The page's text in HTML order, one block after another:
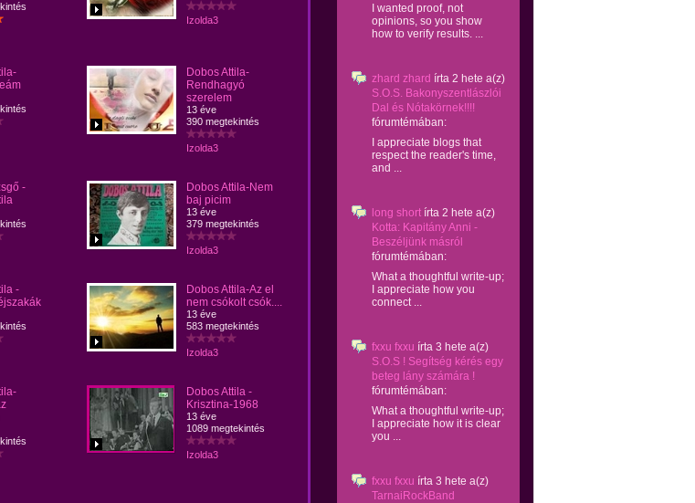
Izolda3
Dobos Attila-
Rendhagyó
szerelem
13 éve
390 megtekintés
Izolda3
-
Dobos Attila-Nem
baj picim
13 éve
379 megtekintés
Izolda3
-
Dobos Attila-Az el
nem csókolt csók....
13 éve
583 megtekintés
Izolda3
Dobos Attila -
Krisztina-1968
13 éve
1089 megtekintés
Izolda3
I wanted proof, not
opinions, so you show
how to verify results. ...
zhard zhard írta 2 hete a(z)
S.O.S. Bakonyszentlászlói
Dal és Nótakörnek!!!!
fórumtémában:
I appreciate blogs that
respect the reader's time,
and ...
long short írta 2 hete a(z)
Kotta: Kapitány Anni -
Beszéljünk másról
fórumtémában:
What a thoughtful write-up;
I appreciate how you
connect ...
fxxu fxxu írta 3 hete a(z)
S.O.S ! Segítség kérés egy
beteg lány számára !
fórumtémában:
What a thoughtful write-up;
I appreciate how it is clear
you ...
fxxu fxxu írta 3 hete a(z)
TarnaiRockBand